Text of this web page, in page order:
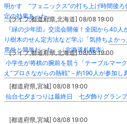
明かす “フェニックス”の打ち上げ時間後
定の効果あった」
[ライフ,都道府県,北海道] 08/08 19:00
『緑の少年団』交流会開催！全国から40
り樹木のせん定方法など学ぶ「気持ちよか
意外と簡単だった」〈北海道札幌市〉
[ライフ,都道府県,北海道] 08/08 19:00
小学生が将棋の腕前を競う「テーブルマー
え“プロさながらの熱戦”－約190人が参加し
[都道府県,宮城] 08/08 19:00
仙台七夕まつりは最終日 七夕飾りグランプ
[都道府県,宮城] 08/08 19:00